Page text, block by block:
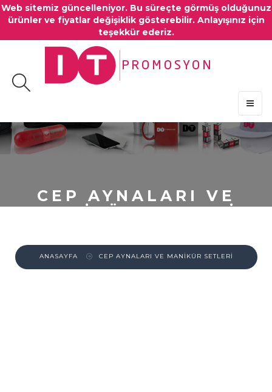
Web sitemiz güncelleniyor. Bu süreçte görmüş olduğunuz
ürünler ve fiyatlar değişiklik gösterebilir. Anlayışınız için
teşekkür ederiz.
CEP AYNALARI VE
MANİKÜR SETLERİ
ANASAYFA CEP AYNALARI VE MANİKÜR SETLERİ